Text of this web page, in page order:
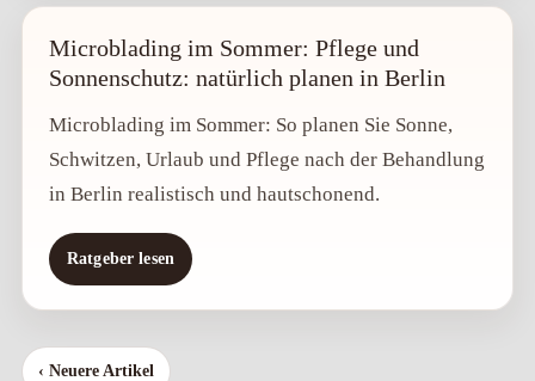
Microblading im Sommer: Pflege und
Sonnenschutz: natürlich planen in Berlin
Microblading im Sommer: So planen Sie Sonne,
Schwitzen, Urlaub und Pflege nach der Behandlung
in Berlin realistisch und hautschonend.
Ratgeber lesen
‹ Neuere Artikel